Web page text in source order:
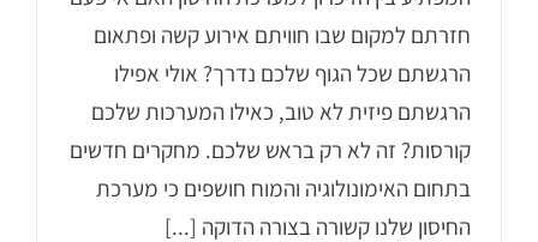
חזרתם למקום שבו חוויתם אירוע קשה ופתאום
הרגשתם שכל הגוף שלכם נדרך? אולי אפילו
הרגשתם פיזית לא טוב, כאילו המערכות שלכם
קורסות? זה לא רק בראש שלכם. מחקרים חדשים
בתחום האימונולוגיה והמוח חושפים כי מערכת
החיסון שלנו קשורה בצורה הדוקה [...]